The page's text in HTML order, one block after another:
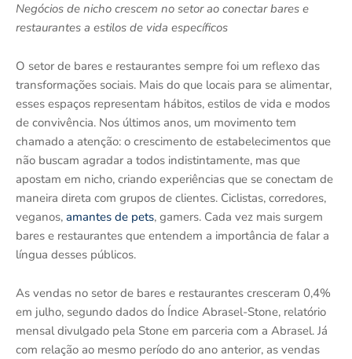
Negócios de nicho crescem no setor ao conectar bares e
restaurantes a estilos de vida específicos
O setor de bares e restaurantes sempre foi um reflexo das
transformações sociais. Mais do que locais para se alimentar,
esses espaços representam hábitos, estilos de vida e modos
de convivência. Nos últimos anos, um movimento tem
chamado a atenção: o crescimento de estabelecimentos que
não buscam agradar a todos indistintamente, mas que
apostam em nicho, criando experiências que se conectam de
maneira direta com grupos de clientes. Ciclistas, corredores,
veganos, amantes de pets, gamers. Cada vez mais surgem
bares e restaurantes que entendem a importância de falar a
língua desses públicos.
As vendas no setor de bares e restaurantes cresceram 0,4%
em julho, segundo dados do Índice Abrasel-Stone, relatório
mensal divulgado pela Stone em parceria com a Abrasel. Já
com relação ao mesmo período do ano anterior, as vendas